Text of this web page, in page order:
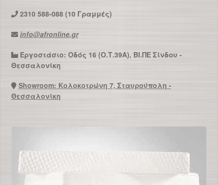
2310 588-088 (10 Γραμμές)
info@afronline.gr
Εργοστάσιο: Οδός 16 (Ο.Τ.39Α), ΒΙ.ΠΕ Σίνδου -
Θεσσαλονίκη
Showroom: Κολοκοτρώνη 7, Σταυρούπολη -
Θεσσαλονίκη